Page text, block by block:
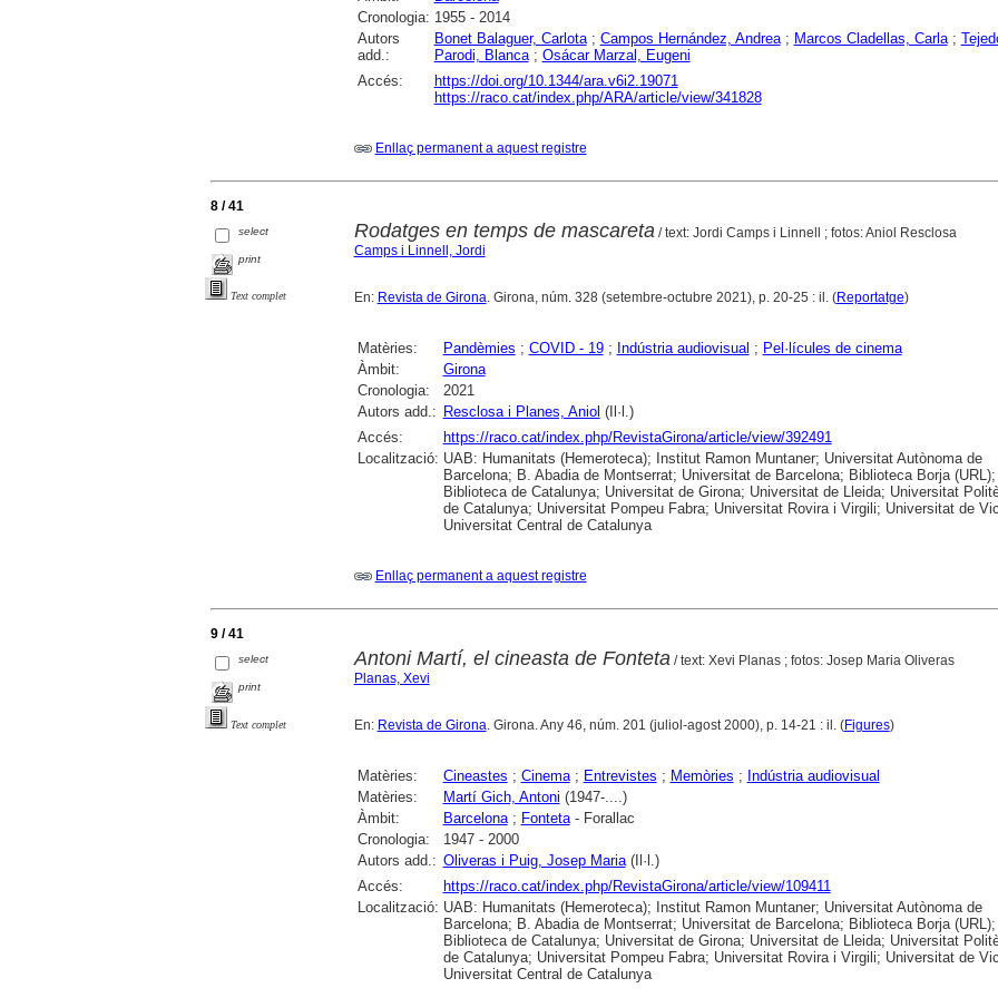
Cronologia: 1955 - 2014
Autors
add.:
Bonet Balaguer, Carlota; Campos Hernández, Andrea; Marcos Cladellas, Carla;
Parodi, Blanca; Osácar Marzal, Eugeni
Accés:
https://doi.org/10.1344/ara.v6i2.19071
https://raco.cat/index.php/ARA/article/view/341828
Enllaç permanent a aquest registre
8 / 41
select
print
Text complet
Rodatges en temps de mascareta / text: Jordi Camps i Linnell ; fotos: Aniol Resclosa
Camps i Linnell, Jordi
En: Revista de Girona . Girona, núm. 328 (setembre-octubre 2021), p. 20-25 : il. (Reportatge)
Matèries: Pandèmies ; COVID - 19; Indústria audiovisual ; Pel·lícules de cinema
Àmbit:
Girona
Cronologia:
2021
Autors add.: Resclosa i Planes, Aniol (Il·l.)
Accés:
https://raco.cat/index.php/RevistaGirona/article/view/392491
Localització: UAB: Humanitats (Hemeroteca); Institut Ramon Muntaner; Universitat Autònoma de
Barcelona; B. Abadia de Montserrat; Universitat de Barcelona; Biblioteca Borja (URL);
Biblioteca de Catalunya; Universitat de Girona; Universitat de Lleida; Universitat
de Catalunya; Universitat Pompeu Fabra; Universitat Rovira i Virgili; Universitat de
Universitat Central de Catalunya
Enllaç permanent a aquest registre
9 / 41
select
print
Text complet
Antoni Martí, el cineasta de Fonteta/ text: Xevi Planas ; fotos: Josep Maria Oliveras
Planas, Xevi
En: Revista de Girona. Girona. Any 46, núm. 201 (juliol-agost 2000), p. 14-21 : il. (Figures)
Matèries: Cineastes ; Cinema; Entrevistes ; Memòries ; Indústria audiovisual
Matèries:
Martí Gich, Antoni (1947-....)
Àmbit:
Barcelona; Fonteta- Forallac
Cronologia:
1947 - 2000
Autors add.: Oliveras i Puig, Josep Maria(Il·l.)
Accés:
https://raco.cat/index.php/RevistaGirona/article/view/109411
Localització: UAB: Humanitats (Hemeroteca); Institut Ramon Muntaner; Universitat Autònoma de
Barcelona; B. Abadia de Montserrat; Universitat de Barcelona; Biblioteca Borja (URL);
Biblioteca de Catalunya; Universitat de Girona; Universitat de Lleida; Universitat
de Catalunya; Universitat Pompeu Fabra; Universitat Rovira i Virgili; Universitat de
Universitat Central de Catalunya